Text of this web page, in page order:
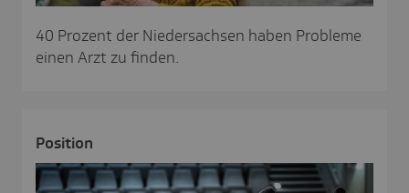
40 Prozent der Niedersachsen haben Probleme
einen Arzt zu finden.
Posi­tion